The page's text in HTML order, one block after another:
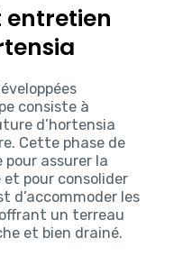
consiste à
d’hortensia
Cette phase de
assurer la
pour consolider
d’accommoder les
un terreau
et bien drainé.